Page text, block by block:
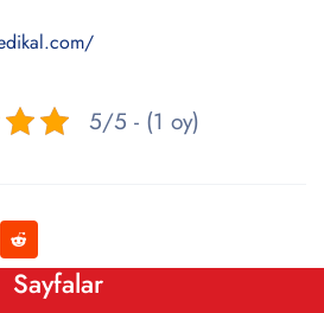
5/5 - (1 oy)
Sayfalar